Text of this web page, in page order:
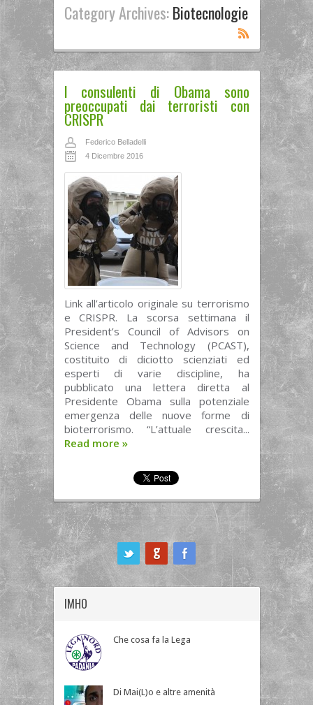
Category Archives:Biotecnologie
I consulenti di Obama sono
preoccupati dai terroristi con
CRISPR
Federico Belladelli
4 Dicembre 2016
Link all’articolo originale su terrorismo
e CRISPR. La scorsa settimana il
President’s Council of Advisors on
Science and Technology (PCAST),
costituito di diciotto scienziati ed
esperti di varie discipline, ha
pubblicato una lettera diretta al
Presidente Obama sulla potenziale
emergenza delle nuove forme di
bioterrorismo. “L’attuale crescita...
Read more »
IMHO
Che cosa fa la Lega
Di Mai(L)o e altre amenità